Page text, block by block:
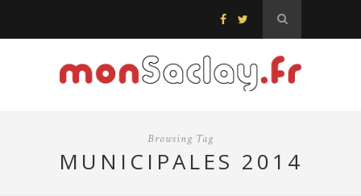
Browsing Tag
MUNICIPALES 2014